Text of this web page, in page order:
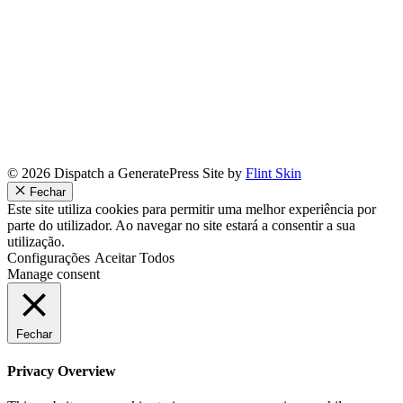
© 2026 Dispatch a GeneratePress Site by Flint Skin
Fechar
Este site utiliza cookies para permitir uma melhor experiência por
parte do utilizador. Ao navegar no site estará a consentir a sua
utilização.
Configurações Aceitar Todos
Manage consent
Fechar
Privacy Overview